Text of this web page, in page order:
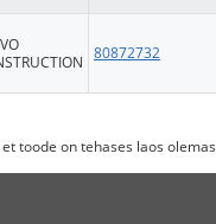
80872732
et toode on tehases laos olemas